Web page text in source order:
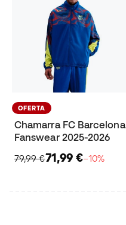
OFERTA
Chamarra FC Barcelona
Fanswear 2025-2026
79,99 €71,99 €−10%